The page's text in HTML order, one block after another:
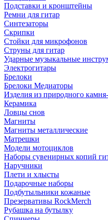
Подставки и кронштейны
Ремни для гитар
Синтезаторы
Скрипки
Стойки для микрофонов
Струны для гитар
Ударные музыкальные
Электрогитары
Брелоки
Брелоки Медиаторы
Изделия из природного
Керамика
Ловцы снов
Магниты
Магниты металлические
Матрешки
Модели мотоциклов
Наборы сувенирных копий
Наручники
Плети и хлысты
Подарочные наборы
Подбутыльники кожаные
Презервативы RockMerch
Рубашка на бутылку